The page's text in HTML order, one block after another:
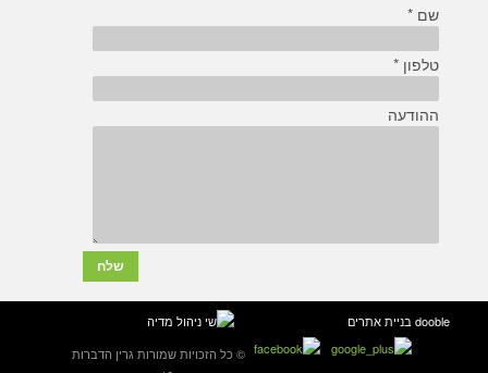
שם *
טלפון *
ההודעה
dooble בניית אתרים
© כל הזכויות שמורות גרין הדברות